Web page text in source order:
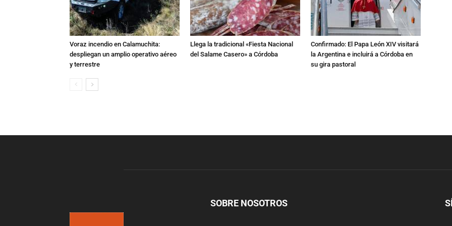
Voraz incendio en Calamuchita:
despliegan un amplio operativo aéreo
y terrestre
Llega la tradicional «Fiesta Nacional
del Salame Casero» a Córdoba
Confirmado: El Papa León XIV visitará
la Argentina e incluirá a Córdoba en
su gira pastoral
SOBRE NOSOTROS